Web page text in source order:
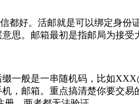
都好。活邮就是可以绑定身
思。邮箱最初是指邮局为接
一般是一串随机码，比如
，邮箱。重点搞清楚你要交